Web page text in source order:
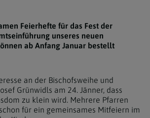
Feierhefte für das Fest der
unseres neuen
ab Anfang Januar bestellt
an der Bischofsweihe und
Grünwidls am 24. Jänner, dass
zu klein wird. Mehrere Pfarren
für ein gemeinsames Mitfeiern im